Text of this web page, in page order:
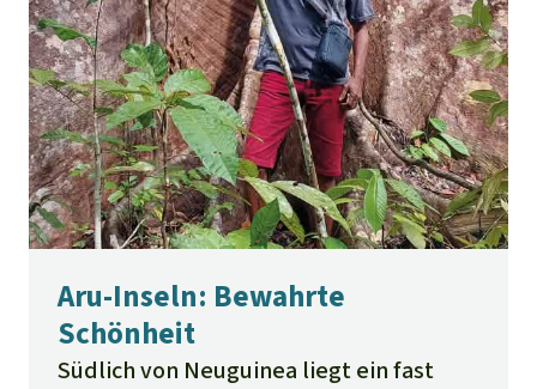
Aru-Inseln: Bewahrte
Schönheit
Südlich von Neuguinea liegt ein fast